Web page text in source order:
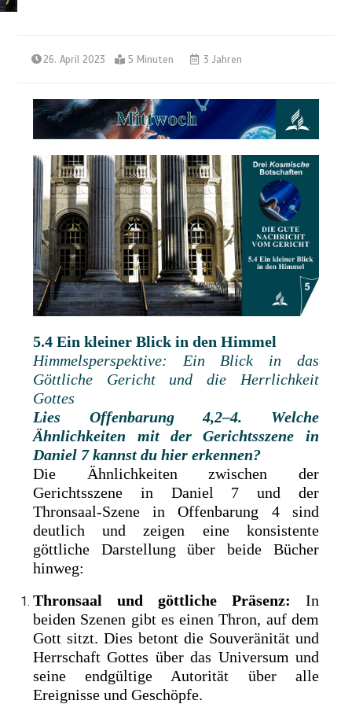
26. April 2023 5 Minuten 3 Jahren
5.4 Ein kleiner Blick in den Himmel
Himmelsperspektive: Ein Blick in das
Göttliche Gericht und die Herrlichkeit
Gottes
Lies Offenbarung 4,2–4. Welche
Ähnlichkeiten mit der Gerichtsszene in
Daniel 7 kannst du hier erkennen?
Die Ähnlichkeiten zwischen der
Gerichtsszene in Daniel 7 und der
Thronsaal-Szene in Offenbarung 4 sind
deutlich und zeigen eine konsistente
göttliche Darstellung über beide Bücher
hinweg:
Thronsaal und göttliche Präsenz: In
beiden Szenen gibt es einen Thron, auf dem
Gott sitzt. Dies betont die Souveränität und
Herrschaft Gottes über das Universum und
seine endgültige Autorität über alle
Ereignisse und Geschöpfe.